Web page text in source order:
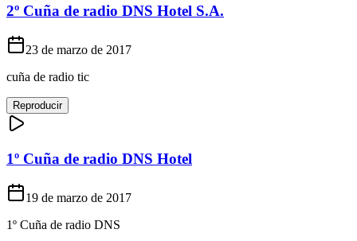
2º Cuña de radio DNS Hotel S.A.
23 de marzo de 2017
cuña de radio tic
Reproducir
1º Cuña de radio DNS Hotel
19 de marzo de 2017
1º Cuña de radio DNS